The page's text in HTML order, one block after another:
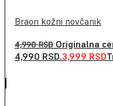
Braon kožni novčanik
4,990RSD Originalna
4,990 RSD.3,999 RSD